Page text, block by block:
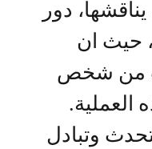
دور
حيث ان
من شخص
العملية.
وتبادل